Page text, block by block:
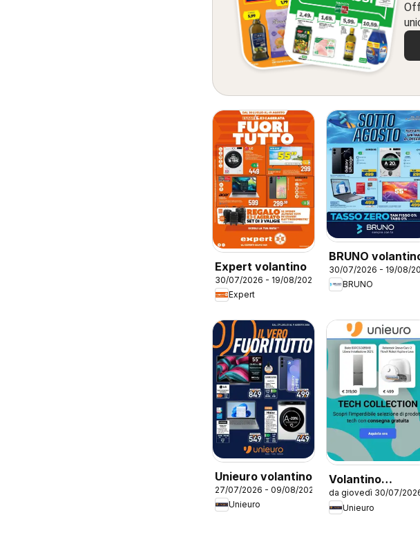
Expert volantino
30/07/2026 - 19/08/2026
Expert
BRUNO
30/07/2026 - 19/08/
BRUNO
Unieuro volantino
27/07/2026 - 09/08/2026
Unieuro
Volantino
Unieuro - Tech
Collection
da giovedì 30/07/
Unieuro